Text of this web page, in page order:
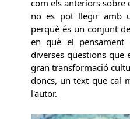
com els anteriors sobre
no es pot llegir amb
perquè és un conjunt
en què el
diverses qüestions que
gran transformació
doncs, un text que cal
l'autor.